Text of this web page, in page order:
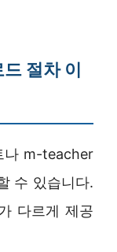
절차 이
나 m-teacher
수 있습니다.
다르게 제공